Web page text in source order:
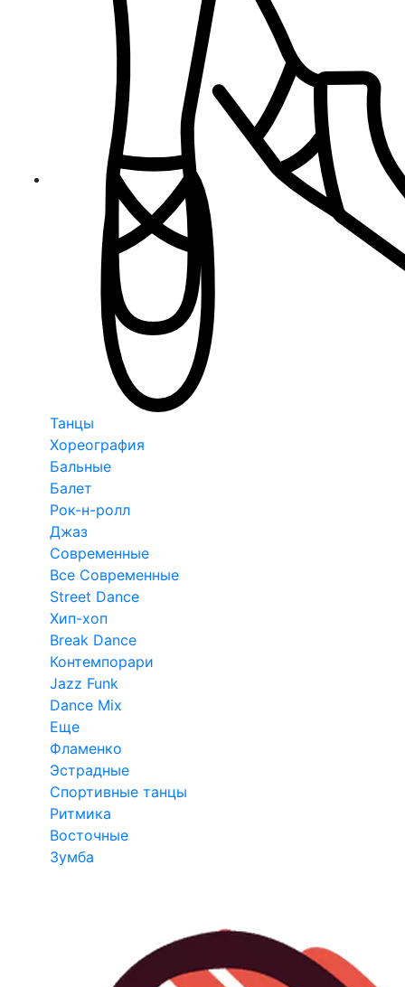
Танцы
Хореография
Бальные
Балет
Рок-н-ролл
Джаз
Современные
Все Современные
Street Dance
Хип-хоп
Break Dance
Контемпорари
Jazz Funk
Dance Mix
Еще
Фламенко
Эстрадные
Спортивные танцы
Ритмика
Восточные
Зумба